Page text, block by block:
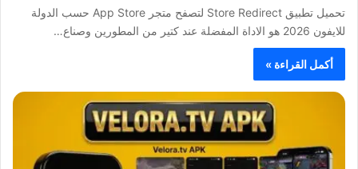
تحميل تطبيق Store Redirect لتصفح متجر App Store حسب الدولة
للايفون 2026 هو الاداة المفضلة عند كتير من المطورين وصناع…
أكمل القراءة »